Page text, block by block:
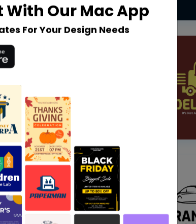
Our Mac App
For Your Design Needs